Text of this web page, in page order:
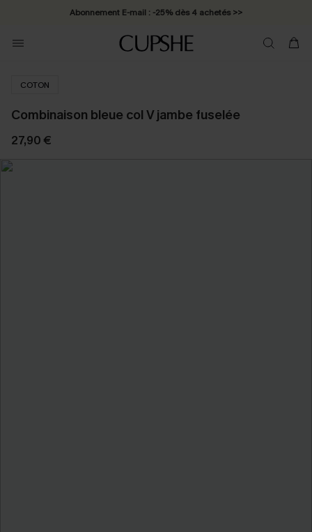
Abonnement E-mail : -25% dès 4 achetés >>
COTON
Combinaison bleue col V jambe fuselée
27,90 €